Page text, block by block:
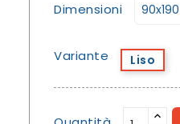
Dimensioni
Variante Liso